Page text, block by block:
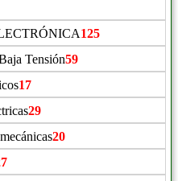
125
Tensión59
17
29
20